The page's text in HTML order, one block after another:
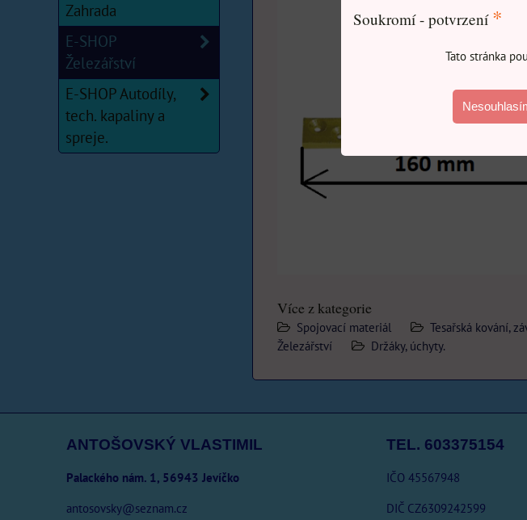
Více z kategorie
Spojovací materiál Tesařská kování,
Železářství
Držáky, úchyty.
Zahrada
E-SHOP
Železářství
E-SHOP Autodíly,
tech. kapaliny a
spreje.
ANTOŠOVSKÝ VLASTIMIL
Palackého nám. 1, 56943 Jevíčko
antosovsky@seznam.cz
TEL. 603375154
IČO 45567948
DIČ CZ6309242599
Soukromí - potvrzení *
Tato stránka